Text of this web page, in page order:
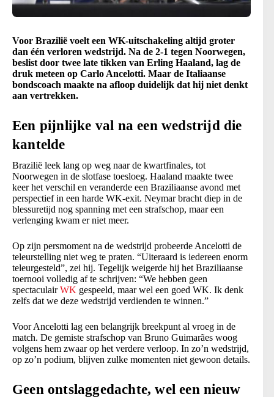
Voor Brazilië voelt een WK-uitschakeling altijd groter
dan één verloren wedstrijd. Na de 2-1 tegen Noorwegen,
beslist door twee late tikken van Erling Haaland, lag de
druk meteen op Carlo Ancelotti. Maar de Italiaanse
bondscoach maakte na afloop duidelijk dat hij niet denkt
aan vertrekken.
Een pijnlijke val na een wedstrijd die
kantelde
Brazilië leek lang op weg naar de kwartfinales, tot
Noorwegen in de slotfase toesloeg. Haaland maakte twee
keer het verschil en veranderde een Braziliaanse avond met
perspectief in een harde WK-exit. Neymar bracht diep in de
blessuretijd nog spanning met een strafschop, maar een
verlenging kwam er niet meer.
Op zijn persmoment na de wedstrijd probeerde Ancelotti de
teleurstelling niet weg te praten. “Uiteraard is iedereen enorm
teleurgesteld”, zei hij. Tegelijk weigerde hij het Braziliaanse
toernooi volledig af te schrijven: “We hebben geen
spectaculairWK gespeeld, maar wel een goed WK. Ik denk
zelfs dat we deze wedstrijd verdienden te winnen.”
Voor Ancelotti lag een belangrijk breekpunt al vroeg in de
match. De gemiste strafschop van Bruno Guimarães woog
volgens hem zwaar op het verdere verloop. In zo’n wedstrijd,
op zo’n podium, blijven zulke momenten niet gewoon details.
Geen ontslaggedachte, wel een nieuw